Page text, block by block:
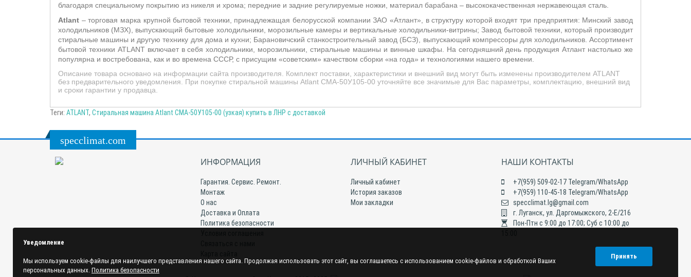
благодаря специальному покрытию из никеля и хрома; передние и задние регулируемые ножки, материал барабана – высококачественная нержавеющая сталь.
Atlant – торговая марка крупной бытовой техники, принадлежащая белорусской компании ЗАО «Атлант», в структуру которой входят три предприятия: Минский завод
холодильников (МЗХ), выпускающий бытовые холодильники, морозильные камеры и вертикальные холодильники-витрины; Завод бытовой техники, который производит
стиральные машины и другую технику для дома и кухни; Барановичский станкостроительный завод (БСЗ), выпускающий компрессоры для холодильников. Ассортимент
бытовой техники ATLANT включает в себя холодильники, морозильники, стиральные машины и винные шкафы. На сегодняшний день продукция Атлант настолько же
популярна и востребована, как и во времена СССР, с присущим «советским» качеством сборки «на года» и технологиями нашего времени.
Описание товара основано на информации сайта производителя. Комплект поставки, характеристики и внешний вид могут быть изменены производителем ATLANT
без предварительного уведомления. При покупке стиральной машины Atlant СМА-50У105-00 уточняйте все значимые для Вас параметры, комплектацию, внешний вид
и сроки гарантии у продавца.
Теги: ATLANT, Стиральная машина Atlant СМА-50У105-00 (узкая) купить в ЛНР с доставкой
specclimat.com
ИНФОРМАЦИЯ
Гарантия. Сервис. Ремонт.
Монтаж
О нас
Доставка и Оплата
Политика безопасности
ЛИЧНЫЙ КАБИНЕТ
Личный кабинет
История заказов
Мои закладки
НАШИ КОНТАКТЫ
+7(959) 509-02-17 Telegram/WhatsApp
+7(959) 110-45-18 Telegram/WhatsApp
specclimat.lg@gmail.com
г. Луганск, ул. Даргомыжского, 2-Е/216
Пон-Птн с 9:00 до 17:00; Суб с 10:00 до
Уведомление
Мы используем cookie-файлы для наилучшего представления нашего сайта. Продолжая использовать этот сайт, вы соглашаетесь с использованием cookie-файлов и обработкой Ваших
персональных данных. Политика безопасности
Принять